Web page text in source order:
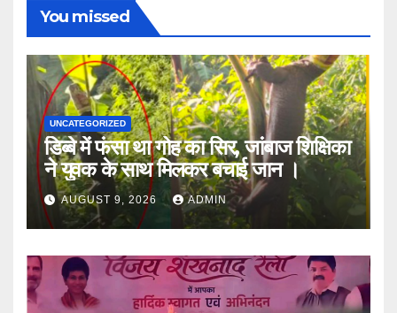
You missed
UNCATEGORIZED
डिब्बे में फंसा था गोह का सिर, जांबाज शिक्षिका
ने युवक के साथ मिलकर बचाई जान ।
AUGUST 9, 2026 ADMIN